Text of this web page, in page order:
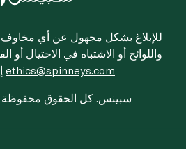
للإبلاغ بشكل مجهول عن أي مخاوف
واللوائح أو الاشتباه في الاحتيال أو
ethics@spinneys.com
© 2020-2026 سبينس. كل الحقوق محفوظة